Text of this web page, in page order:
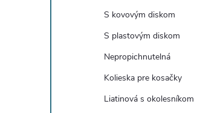
S kovovým diskom
S plastovým diskom
Nepropichnutelná
Kolieska pre kosačky
Liatinová s okolesníkom